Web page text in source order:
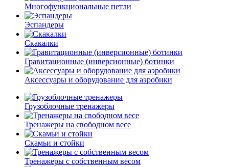
Многофункциональные петли
Эспандеры
Скакалки
Гравитационные (инверсионные) ботинки
Аксессуары и оборудование для аэробики
Грузоблочные тренажеры
Тренажеры на свободном весе
Скамьи и стойки
Тренажеры с собственным весом